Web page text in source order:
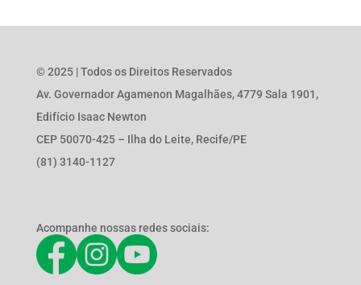
© 2025 | Todos os Direitos Reservados
Av. Governador Agamenon Magalhães, 4779 Sala 1901,
Edifício Isaac Newton
CEP 50070-425 – Ilha do Leite, Recife/PE
(81) 3140-1127
Acompanhe nossas redes sociais: